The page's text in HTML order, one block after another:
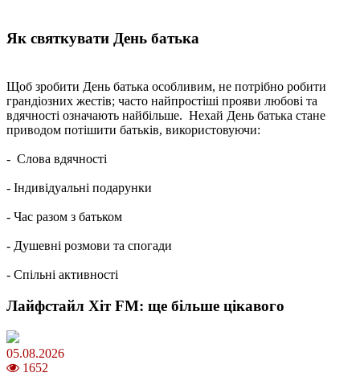
Як святкувати День батька
Щоб зробити День батька особливим, не потрібно робити
грандіозних жестів; часто найпростіші прояви любові та
вдячності означають найбільше. Нехай День батька стане
приводом потішити батьків, використовуючи:
- Слова вдячності
- Індивідуальні подарунки
- Час разом з батьком
- Душевні розмови та спогади
- Спільні активності
Лайфстайл Хіт FM: ще більше цікавого
05.08.2026
1652